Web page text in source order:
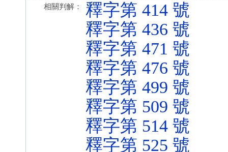
相關判解：
釋字第 414 號
釋字第 436 號
釋字第 471 號
釋字第 476 號
釋字第 499 號
釋字第 509 號
釋字第 514 號
釋字第 525 號